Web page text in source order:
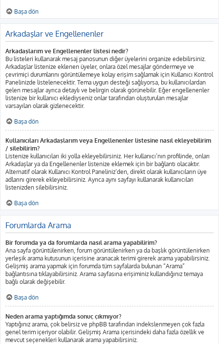
Başa dön
Arkadaşlar ve Engellenenler
Arkadaşlarım ve Engellenenler listesi nedir?
Bu listeleri kullanarak mesaj panosunun diğer üyelerini organize edebilirsiniz.
Arkadaşlar listenize eklenen üyeler, onlara özel mesajlar göndermeye ve
çevrimiçi durumlarını görüntülemeye kolay erişim sağlamak için Kullanıcı Kontrol
Panelinizde listelenecektir. Tema uygun desteği sağlıyorsa, bu kullanıcılardan
gelen mesajlar ayrıca detaylı ve belirgin olarak görünebilir. Eğer engellenenler
listenize bir kullanıcı eklediyseniz onlar tarafından oluşturulan mesajlar
varsayılan olarak gizlenecektir.
Başa dön
Kullanıcıları Arkadaşlarım veya Engellenenler listesine nasıl ekleyebilirim
/ silebilirim?
Listenize kullanıcıları iki yolla ekleyebilirsiniz. Her kullanıcı’nın profilinde, onları
Arkadaşlar ya da Engellenenler listenize eklemek için bir bağlantı olacaktır.
Alternatif olarak Kullanıcı Kontrol Paneliniz’den, direkt olarak kullanıcıların üye
adlarını girerek ekleyebilirsiniz. Ayrıca aynı sayfayı kullanarak kullanıcıları
listenizden silebilirsiniz.
Başa dön
Forumlarda Arama
Bir forumda ya da forumlarda nasıl arama yapabilirim?
Ana sayfa görüntülenirken, forum görüntülenirken ya da başlık görüntülenirken
yerleşik arama kutusunun içerisine aranacak terimi girerek arama yapabilirsiniz.
Gelişmiş arama yapmak için forumda tüm sayfalarda bulunan “Arama”
bağlantısına tıklayabilirsiniz. Arama sayfasına erişiminiz kullandığınız temaya
bağlı olarak değişebilir.
Başa dön
Neden arama yaptığımda sonuç çıkmıyor?
Yaptığınız arama, çok belirsiz ve phpBB tarafından indekslenmeyen çok fazla
genel terim içeriyor olabilir. Gelişmiş Arama içerisindeki daha fazla özellik ve
mevcut seçenekleri kullanarak arama yapabilirsiniz.